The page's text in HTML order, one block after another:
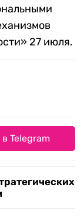
27 июля.
Telegram